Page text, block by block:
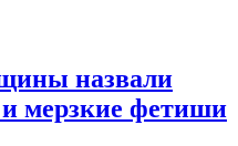
назвали
мерзкие фетиши